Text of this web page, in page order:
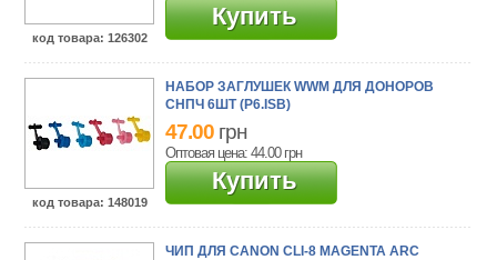
код товара: 126302
Купить
код товара: 148019
НАБОР ЗАГЛУШЕК WWM ДЛЯ ДОНОРОВ
СНПЧ 6ШТ (P6.ISB)
47.00 грн
Оптовая цена: 44.00 грн
Купить
ЧИП ДЛЯ CANON CLI-8 MAGENTA ARC